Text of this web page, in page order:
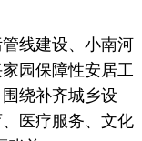
线建设、小南河
园保障性安居工
绕补齐城乡设
医疗服务、文化